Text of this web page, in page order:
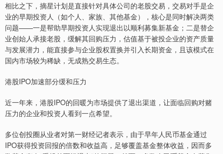
相比之下，摘星计划是直接针对具体公司的老股交易，交易对手是企
业的早期投资人（如个人、家族、其他基金），核心是同时解决两类
问题——一是帮助早期投资人实现退出以顺利募集新基金；二是替企
业创始人承接老股，缓解其回购压力，估值基于被投企业的资产质量
与发展潜力，能直接参与企业股权置换并引入长期资金，且该模式在
国内市场较为稀缺，无成熟交易生态。
港股IPO加速部分缓和压力
近一年来，港股IPO的回暖为市场提供了退出渠道，让面临回购对赌
压力的企业和投资人看到一点希望。
多位创投圈从业者对第一财经记者表示，由于早年人民币基金通过
IPO获得投资回报的倍数和收益高，足够覆盖基金整体收益，因而多